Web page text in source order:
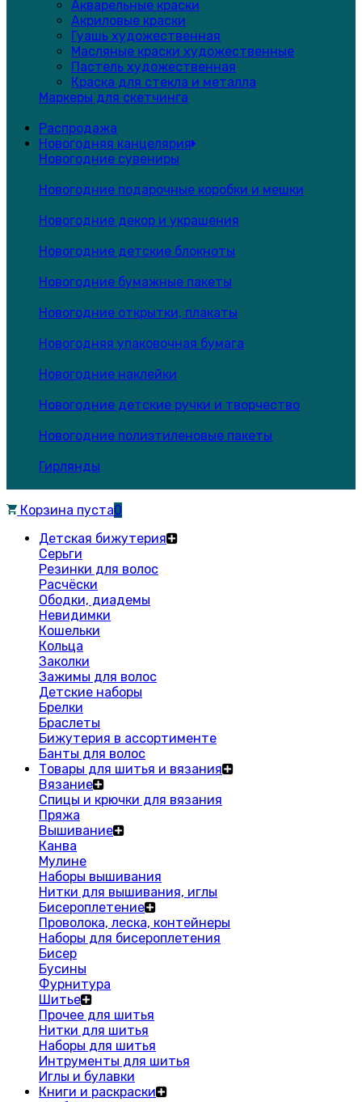
Акварельные краски
Акриловые краски
Гуашь художественная
Масляные краски художественные
Пастель художественная
Краска для стекла и металла
Маркеры для скетчинга
Распродажа
Новогодняя канцелярия
Новогодние сувениры
Новогодние подарочные коробки и мешки
Новогодние декор и украшения
Новогодние детские блокноты
Новогодние бумажные пакеты
Новогодние открытки, плакаты
Новогодняя упаковочная бумага
Новогодние наклейки
Новогодние детские ручки и творчество
Новогодние полиэтиленовые пакеты
Гирлянды
Корзина пуста0
Детская бижутерия
Серьги
Резинки для волос
Расчёски
Ободки, диадемы
Невидимки
Кошельки
Кольца
Заколки
Зажимы для волос
Детские наборы
Брелки
Браслеты
Бижутерия в ассортименте
Банты для волос
Товары для шитья и вязания
Вязание
Спицы и крючки для вязания
Пряжа
Вышивание
Канва
Мулине
Наборы вышивания
Нитки для вышивания, иглы
Бисероплетение
Проволока, леска, контейнеры
Наборы для бисероплетения
Бисер
Бусины
Фурнитура
Шитье
Прочее для шитья
Нитки для шитья
Наборы для шитья
Интрументы для шитья
Иглы и булавки
Книги и раскраски